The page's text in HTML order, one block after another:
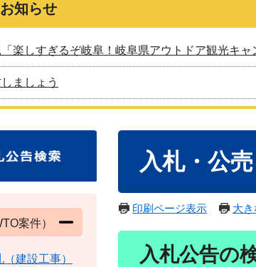
知らせ
楽しすぎるぞ岐阜！岐阜県アウトドア観光キャ
ましょう
入札・公売
印刷ページ表示 大
入札公告の
案件）
建設工事）